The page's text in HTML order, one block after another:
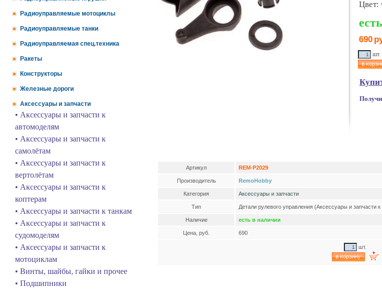
Радиоуправляемые мотоциклы
Радиоуправляемые танки
Радиоуправляемая спец.техника
Ракеты
Конструкторы
Железные дороги
Аксессуары и запчасти
• Аксессуары и запчасти к
автомоделям
• Аксессуары и запчасти к
самолётам
• Аксессуары и запчасти к
вертолётам
• Аксессуары и запчасти к
коптерам
• Аксессуары и запчасти к танкам
• Аксессуары и запчасти к
судомоделям
• Аксессуары и запчасти к
мотоциклам
• Винты, шайбы, гайки и прочее
• Подшипники
Цвет:
690
шт.
Артикул REM-P2029
Производитель RemoHobby
Категория Аксессуары и запчасти
Тип Детали рулевого управления (Аксессуары и запчасти
Наличие есть в наличии
Цена, руб. 690
шт.